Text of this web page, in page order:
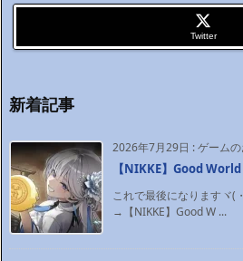
Twitter
新着記事
2026年7月29日 :ゲーム
【NIKKE】Good World
これで最後になりますヾ(
→【NIKKE】Good W ...